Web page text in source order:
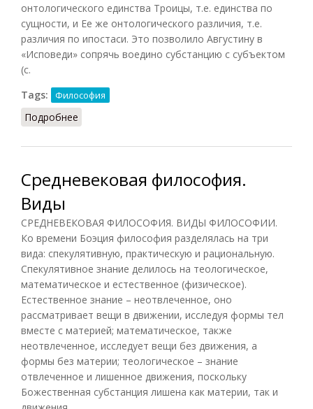
онтологического единства Троицы, т.е. единства по
сущности, и Ее же онтологического различия, т.е.
различия по ипостаси. Это позволило Августину в
«Исповеди» сопрячь воедино субстанцию с субъектом
(с.
Tags:
Философия
Подробнее
Средневековая философия.
Виды
СРЕДНЕВЕКОВАЯ ФИЛОСОФИЯ. ВИДЫ ФИЛОСОФИИ.
Ко времени Боэция философия разделялась на три
вида: спекулятивную, практическую и рациональную.
Спекулятивное знание делилось на теологическое,
математическое и естественное (физическое).
Естественное знание – неотвлеченное, оно
рассматривает вещи в движении, исследуя формы тел
вместе с материей; математическое, также
неотвлеченное, исследует вещи без движения, а
формы без материи; теологическое – знание
отвлеченное и лишенное движения, поскольку
Божественная субстанция лишена как материи, так и